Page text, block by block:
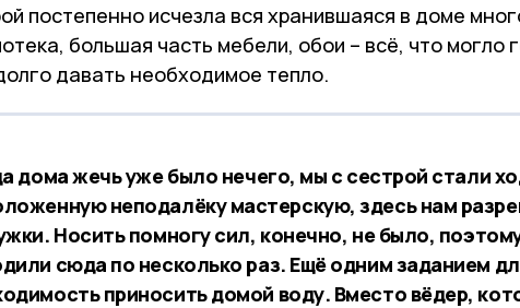
постепенно исчезла вся хранившаяся в доме
большая часть мебели, обои – всё, что могло
давать необходимое тепло.
дома жечь уже было нечего, мы с сестрой стали
неподалёку мастерскую, здесь нам
Носить помногу сил, конечно, не было,
сюда по несколько раз. Ещё одним заданием
приносить домой воду. Вместо вёдер,